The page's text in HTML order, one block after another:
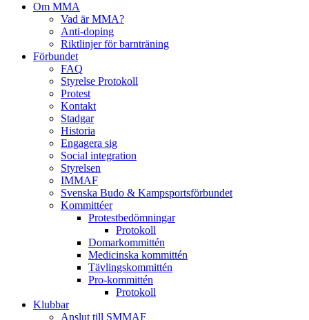
Om MMA
Vad är MMA?
Anti-doping
Riktlinjer för barnträning
Förbundet
FAQ
Styrelse Protokoll
Protest
Kontakt
Stadgar
Historia
Engagera sig
Social integration
Styrelsen
IMMAF
Svenska Budo & Kampsportsförbundet
Kommittéer
Protestbedömningar
Protokoll
Domarkommittén
Medicinska kommittén
Tävlingskommittén
Pro-kommittén
Protokoll
Klubbar
Anslut till SMMAF